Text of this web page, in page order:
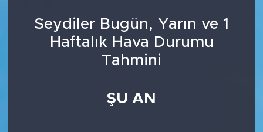
Seydiler Bugün, Yarın ve 1
Haftalık Hava Durumu
Tahmini
ŞU AN